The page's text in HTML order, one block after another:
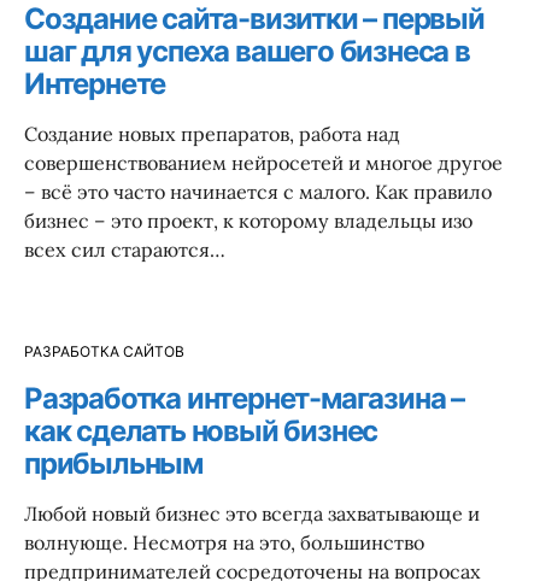
Создание сайта-визитки – первый
шаг для успеха вашего бизнеса в
Интернете
Создание новых препаратов, работа над
совершенствованием нейросетей и многое другое
– всё это часто начинается с малого. Как правило
бизнес – это проект, к которому владельцы изо
всех сил стараются…
РАЗРАБОТКА САЙТОВ
Разработка интернет-магазина –
как сделать новый бизнес
прибыльным
Любой новый бизнес это всегда захватывающе и
волнующе. Несмотря на это, большинство
предпринимателей сосредоточены на вопросах